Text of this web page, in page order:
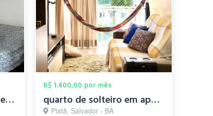
Suíte em Super Apartamento na Graça
R$ 1.400,00 por mês
quarto de solteiro em apartamento
Piatã, Salvador - BA